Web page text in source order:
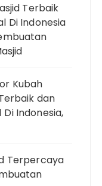
Terbaik
Di Indonesia
Kubah
dan
Indonesia,
Terpercaya